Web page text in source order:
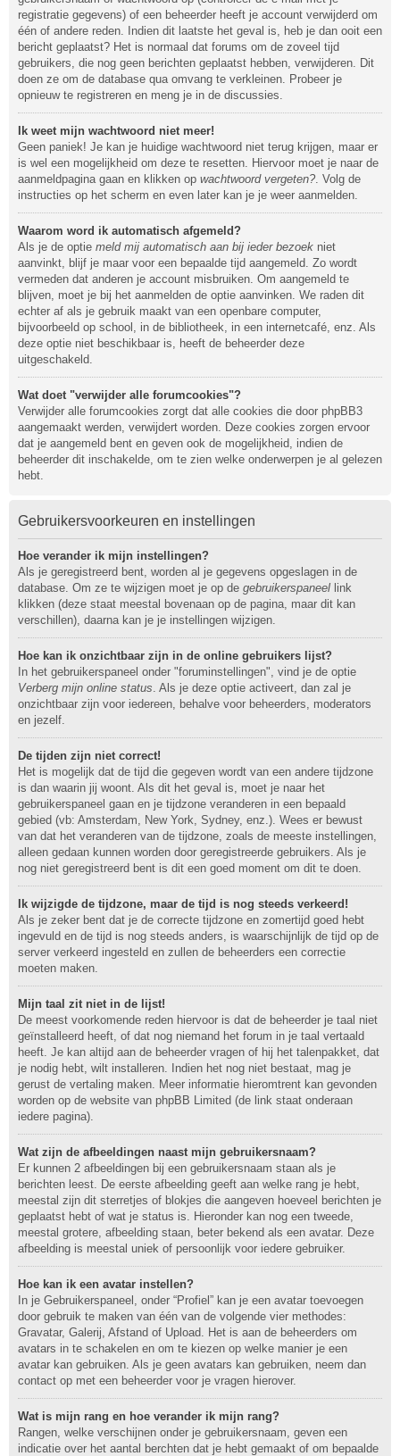
registratie gegevens) of een beheerder heeft je account verwijderd om
één of andere reden. Indien dit laatste het geval is, heb je dan ooit een
bericht geplaatst? Het is normaal dat forums om de zoveel tijd
gebruikers, die nog geen berichten geplaatst hebben, verwijderen. Dit
doen ze om de database qua omvang te verkleinen. Probeer je
opnieuw te registreren en meng je in de discussies.
Ik weet mijn wachtwoord niet meer!
Geen paniek! Je kan je huidige wachtwoord niet terug krijgen, maar er
is wel een mogelijkheid om deze te resetten. Hiervoor moet je naar de
aanmeldpagina gaan en klikken op wachtwoord vergeten?. Volg de
instructies op het scherm en even later kan je je weer aanmelden.
Waarom word ik automatisch afgemeld?
Als je de optie meld mij automatisch aan bij ieder bezoek niet
aanvinkt, blijf je maar voor een bepaalde tijd aangemeld. Zo wordt
vermeden dat anderen je account misbruiken. Om aangemeld te
blijven, moet je bij het aanmelden de optie aanvinken. We raden dit
echter af als je gebruik maakt van een openbare computer,
bijvoorbeeld op school, in de bibliotheek, in een internetcafé, enz. Als
deze optie niet beschikbaar is, heeft de beheerder deze
uitgeschakeld.
Wat doet "verwijder alle forumcookies"?
Verwijder alle forumcookies zorgt dat alle cookies die door phpBB3
aangemaakt werden, verwijdert worden. Deze cookies zorgen ervoor
dat je aangemeld bent en geven ook de mogelijkheid, indien de
beheerder dit inschakelde, om te zien welke onderwerpen je al gelezen
hebt.
Gebruikersvoorkeuren en instellingen
Hoe verander ik mijn instellingen?
Als je geregistreerd bent, worden al je gegevens opgeslagen in de
database. Om ze te wijzigen moet je op de gebruikerspaneel link
klikken (deze staat meestal bovenaan op de pagina, maar dit kan
verschillen), daarna kan je je instellingen wijzigen.
Hoe kan ik onzichtbaar zijn in de online gebruikers lijst?
In het gebruikerspaneel onder "foruminstellingen", vind je de optie
Verberg mijn online status. Als je deze optie activeert, dan zal je
onzichtbaar zijn voor iedereen, behalve voor beheerders, moderators
en jezelf.
De tijden zijn niet correct!
Het is mogelijk dat de tijd die gegeven wordt van een andere tijdzone
is dan waarin jij woont. Als dit het geval is, moet je naar het
gebruikerspaneel gaan en je tijdzone veranderen in een bepaald
gebied (vb: Amsterdam, New York, Sydney, enz.). Wees er bewust
van dat het veranderen van de tijdzone, zoals de meeste instellingen,
alleen gedaan kunnen worden door geregistreerde gebruikers. Als je
nog niet geregistreerd bent is dit een goed moment om dit te doen.
Ik wijzigde de tijdzone, maar de tijd is nog steeds verkeerd!
Als je zeker bent dat je de correcte tijdzone en zomertijd goed hebt
ingevuld en de tijd is nog steeds anders, is waarschijnlijk de tijd op de
server verkeerd ingesteld en zullen de beheerders een correctie
moeten maken.
Mijn taal zit niet in de lijst!
De meest voorkomende reden hiervoor is dat de beheerder je taal niet
geïnstalleerd heeft, of dat nog niemand het forum in je taal vertaald
heeft. Je kan altijd aan de beheerder vragen of hij het talenpakket, dat
je nodig hebt, wilt installeren. Indien het nog niet bestaat, mag je
gerust de vertaling maken. Meer informatie hieromtrent kan gevonden
worden op de website van phpBB Limited (de link staat onderaan
iedere pagina).
Wat zijn de afbeeldingen naast mijn gebruikersnaam?
Er kunnen 2 afbeeldingen bij een gebruikersnaam staan als je
berichten leest. De eerste afbeelding geeft aan welke rang je hebt,
meestal zijn dit sterretjes of blokjes die aangeven hoeveel berichten je
geplaatst hebt of wat je status is. Hieronder kan nog een tweede,
meestal grotere, afbeelding staan, beter bekend als een avatar. Deze
afbeelding is meestal uniek of persoonlijk voor iedere gebruiker.
Hoe kan ik een avatar instellen?
In je Gebruikerspaneel, onder “Profiel” kan je een avatar toevoegen
door gebruik te maken van één van de volgende vier methodes:
Gravatar, Galerij, Afstand of Upload. Het is aan de beheerders om
avatars in te schakelen en om te kiezen op welke manier je een
avatar kan gebruiken. Als je geen avatars kan gebruiken, neem dan
contact op met een beheerder voor je vragen hierover.
Wat is mijn rang en hoe verander ik mijn rang?
Rangen, welke verschijnen onder je gebruikersnaam, geven een
indicatie over het aantal berchten dat je hebt gemaakt of om bepaalde